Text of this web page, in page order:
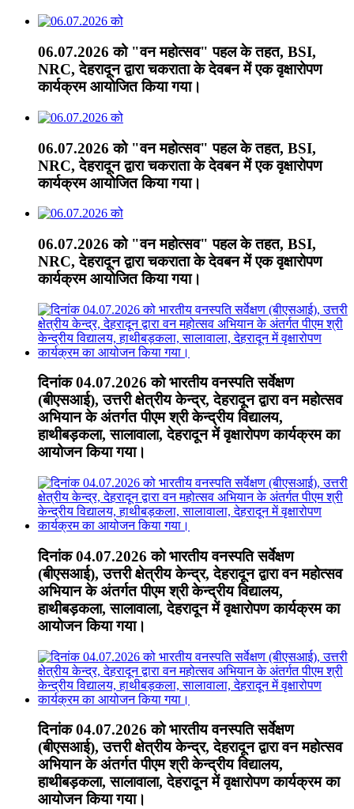
06.07.2026 को "वन महोत्सव" पहल के तहत, BSI,
NRC, देहरादून द्वारा चकराता के देवबन में एक वृक्षारोपण
कार्यक्रम आयोजित किया गया।
06.07.2026 को "वन महोत्सव" पहल के तहत, BSI,
NRC, देहरादून द्वारा चकराता के देवबन में एक वृक्षारोपण
कार्यक्रम आयोजित किया गया।
06.07.2026 को "वन महोत्सव" पहल के तहत, BSI,
NRC, देहरादून द्वारा चकराता के देवबन में एक वृक्षारोपण
कार्यक्रम आयोजित किया गया।
दिनांक 04.07.2026 को भारतीय वनस्पति सर्वेक्षण
(बीएसआई), उत्तरी क्षेत्रीय केन्द्र, देहरादून द्वारा वन महोत्सव
अभियान के अंतर्गत पीएम श्री केन्द्रीय विद्यालय,
हाथीबड़कला, सालावाला, देहरादून में वृक्षारोपण कार्यक्रम का
आयोजन किया गया।
दिनांक 04.07.2026 को भारतीय वनस्पति सर्वेक्षण
(बीएसआई), उत्तरी क्षेत्रीय केन्द्र, देहरादून द्वारा वन महोत्सव
अभियान के अंतर्गत पीएम श्री केन्द्रीय विद्यालय,
हाथीबड़कला, सालावाला, देहरादून में वृक्षारोपण कार्यक्रम का
आयोजन किया गया।
दिनांक 04.07.2026 को भारतीय वनस्पति सर्वेक्षण
(बीएसआई), उत्तरी क्षेत्रीय केन्द्र, देहरादून द्वारा वन महोत्सव
अभियान के अंतर्गत पीएम श्री केन्द्रीय विद्यालय,
हाथीबड़कला, सालावाला, देहरादून में वृक्षारोपण कार्यक्रम का
आयोजन किया गया।